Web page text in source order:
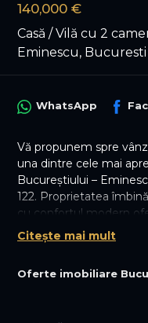
140,000 €
Casă / Vilă cu 2
Eminescu, Bucuresti
Oferte imobiliare
WhatsApp
Vă propunem spre
una dintre cele mai
Bucureștiului –
122. Proprietatea
cu confortul modern
realizată în anul 2024.
• An construcție: 1950
Citește mai mult